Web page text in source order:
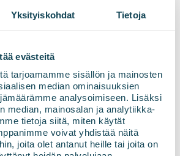
Yksityiskohdat Tietoja
evästeitä
tarjoamamme sisällön ja mainosten
median ominaisuuksien
analysoimiseen. Lisäksi
median, mainosalan ja analytiikka-
tietoja siitä, miten käytät
voivat yhdistää näitä
joita olet antanut heille tai joita on
pārsūtīt mērījumu datus. uz ārējo
ļauj arī tīkla uzņēmumam
piegādi no tīkla sedz
politika, būs iespējams veikt
par piegādāto enerģiju, kā
var iegūt, izmantojot tos